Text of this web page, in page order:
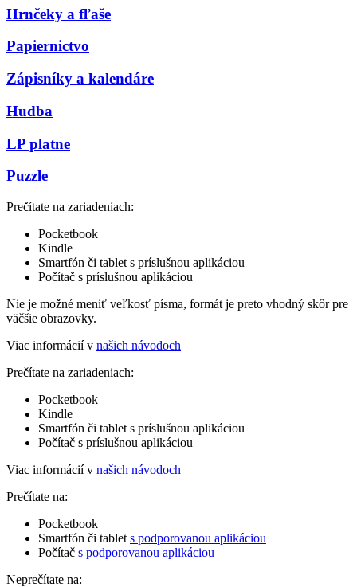
Hrnčeky a fľaše
Papiernictvo
Zápisníky a kalendáre
Hudba
LP platne
Puzzle
Prečítate na zariadeniach:
Pocketbook
Kindle
Smartfón či tablet s príslušnou aplikáciou
Počítač s príslušnou aplikáciou
Nie je možné meniť veľkosť písma, formát je preto vhodný skôr pre
väčšie obrazovky.
Viac informácií v našich návodoch
Prečítate na zariadeniach:
Pocketbook
Kindle
Smartfón či tablet s príslušnou aplikáciou
Počítač s príslušnou aplikáciou
Viac informácií v našich návodoch
Prečítate na:
Pocketbook
Smartfón či tablet s podporovanou aplikáciou
Počítač s podporovanou aplikáciou
Neprečítate na: